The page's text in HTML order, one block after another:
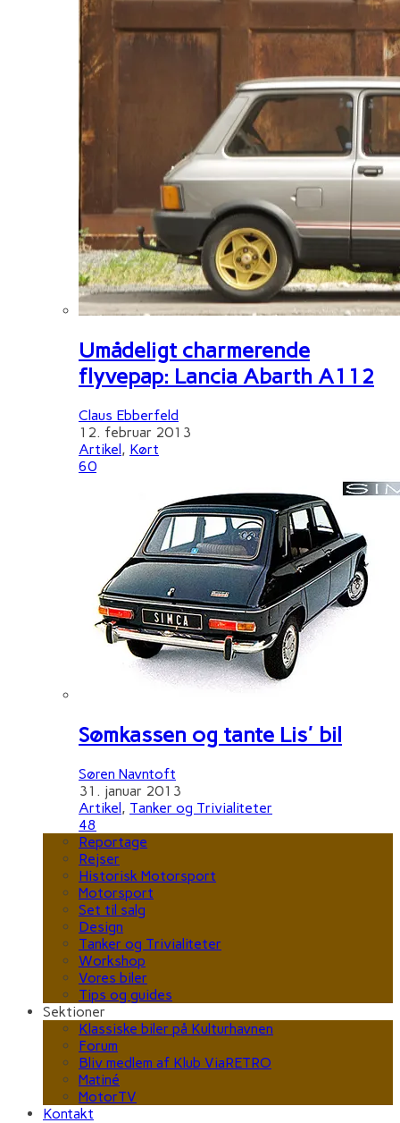
Umådeligt charmerende
flyvepap: Lancia Abarth A112
Claus Ebberfeld
12. februar 2013
Artikel, Kørt
60
Sømkassen og tante Lis' bil
Søren Navntoft
31. januar 2013
Artikel, Tanker og Trivialiteter
48
Reportage
Rejser
Historisk Motorsport
Motorsport
Set til salg
Design
Tanker og Trivialiteter
Workshop
Vores biler
Tips og guides
Sektioner
Klassiske biler på Kulturhavnen
Forum
Bliv medlem af Klub ViaRETRO
Matiné
MotorTV
Kontakt